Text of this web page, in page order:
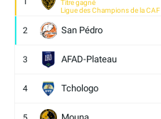
Titre gagné
Ligue des Champions de la CAF
2 San Pédro
3 AFAD-Plateau
4 Tchologo